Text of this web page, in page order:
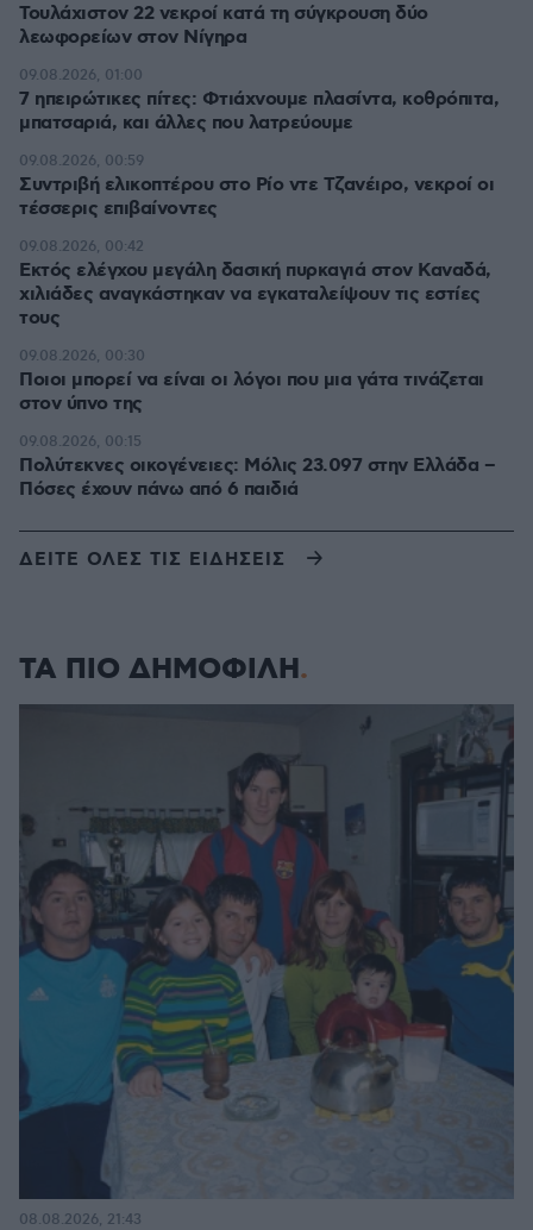
Τουλάχιστον 22 νεκροί κατά τη σύγκρουση δύο
λεωφορείων στον Νίγηρα
7 ηπειρώτικες πίτες: Φτιάχνουμε πλασίντα, κοθρόπιτα,
μπατσαριά, και άλλες που λατρεύουμε
09.08.2026, 01:00
Συντριβή ελικοπτέρου στο Ρίο ντε Τζανέιρο, νεκροί οι
τέσσερις επιβαίνοντες
09.08.2026, 00:59
Εκτός ελέγχου μεγάλη δασική πυρκαγιά στον Καναδά,
χιλιάδες αναγκάστηκαν να εγκαταλείψουν τις εστίες
τους
09.08.2026, 00:42
Ποιοι μπορεί να είναι οι λόγοι που μια γάτα τινάζεται
στον ύπνο της
09.08.2026, 00:30
Πολύτεκνες οικογένειες: Μόλις 23.097 στην Ελλάδα –
Πόσες έχουν πάνω από 6 παιδιά
09.08.2026, 00:15
ΔΕΙΤΕ ΟΛΕΣ ΤΙΣ ΕΙΔΗΣΕΙΣ
ΤΑ ΠΙΟ ΔΗΜΟΦΙΛΗ
08.08.2026, 21:43